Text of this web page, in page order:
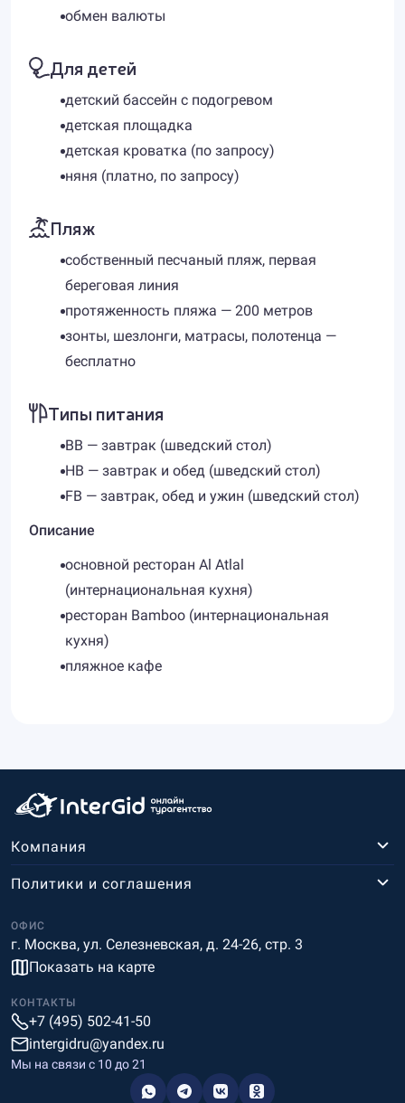
обмен валюты
Для детей
детский бассейн с подогревом
детская площадка
детская кроватка (по запросу)
няня (платно, по запросу)
Пляж
собственный песчаный пляж, первая
береговая линия
протяженность пляжа — 200 метров
зонты, шезлонги, матрасы, полотенца —
бесплатно
Типы питания
BB — завтрак (шведский стол)
HB — завтрак и обед (шведский стол)
FB — завтрак, обед и ужин (шведский стол)
Описание
основной ресторан Al Atlal
(интернациональная кухня)
ресторан Bamboo (интернациональная
кухня)
пляжное кафе
Компания
ОФИС
г. Москва, ул. Селезневская, д. 24-26, стр. 3
Показать на карте
Политики и соглашения
КОНТАКТЫ
+7 (495) 502-41-50
intergidru@yandex.ru
Мы на связи c 10 до 21